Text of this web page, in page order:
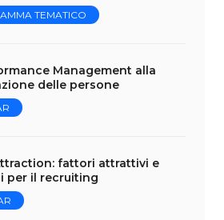
TEMATICO
Management alla
delle persone
fattori attrattivi e
per il recruiting